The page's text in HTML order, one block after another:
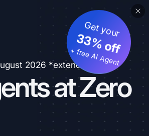
2026 *extended
at Zero
Get your
33% off
+ free AI Agent